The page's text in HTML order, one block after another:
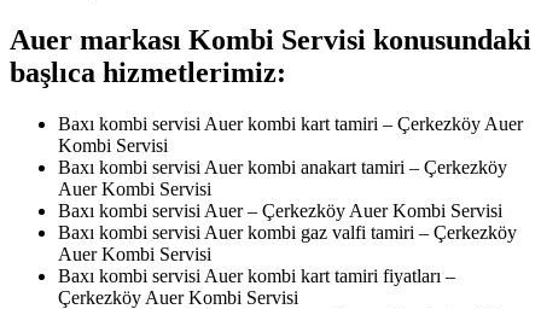
Auer markası Kombi Servisi konusundaki
başlıca hizmetlerimiz:
Baxı kombi servisi Auer kombi kart tamiri – Çerkezköy Auer
Kombi Servisi
Baxı kombi servisi Auer kombi anakart tamiri – Çerkezköy
Auer Kombi Servisi
Baxı kombi servisi Auer – Çerkezköy Auer Kombi Servisi
Baxı kombi servisi Auer kombi gaz valfi tamiri – Çerkezköy
Auer Kombi Servisi
Baxı kombi servisi Auer kombi kart tamiri fiyatları –
Çerkezköy Auer Kombi Servisi